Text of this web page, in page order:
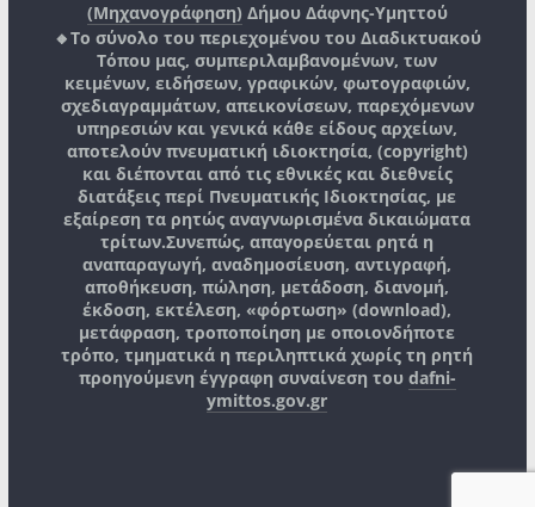
(Μηχανογράφηση) Δήμου Δάφνης-Υμηττού
🔸Το σύνολο του περιεχομένου του Διαδικτυακού
Τόπου μας, συμπεριλαμβανομένων, των
κειμένων, ειδήσεων, γραφικών, φωτογραφιών,
σχεδιαγραμμάτων, απεικονίσεων, παρεχόμενων
υπηρεσιών και γενικά κάθε είδους αρχείων,
αποτελούν πνευματική ιδιοκτησία, (copyright)
και διέπονται από τις εθνικές και διεθνείς
διατάξεις περί Πνευματικής Ιδιοκτησίας, με
εξαίρεση τα ρητώς αναγνωρισμένα δικαιώματα
τρίτων.Συνεπώς, απαγορεύεται ρητά η
αναπαραγωγή, αναδημοσίευση, αντιγραφή,
αποθήκευση, πώληση, μετάδοση, διανομή,
έκδοση, εκτέλεση, «φόρτωση» (download),
μετάφραση, τροποποίηση με οποιονδήποτε
τρόπο, τμηματικά η περιληπτικά χωρίς τη ρητή
προηγούμενη έγγραφη συναίνεση του dafni-
ymittos.gov.gr